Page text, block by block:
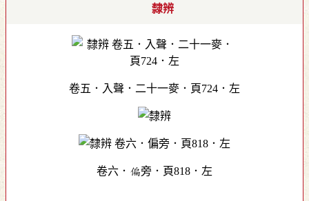
隸辨
卷五．入聲．二十一麥．頁724．左
卷六．偏旁．頁818．左